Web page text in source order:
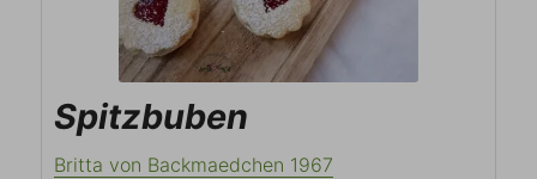
Spitzbuben
Britta von Backmaedchen 1967